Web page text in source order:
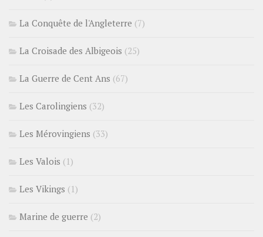
La Conquête de l'Angleterre (7)
La Croisade des Albigeois (25)
La Guerre de Cent Ans (67)
Les Carolingiens (32)
Les Mérovingiens (33)
Les Valois (1)
Les Vikings (1)
Marine de guerre (2)